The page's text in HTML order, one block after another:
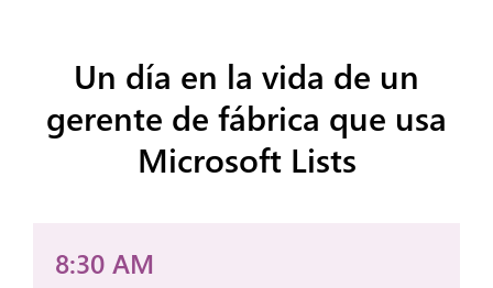
Un día en la vida de un
gerente de fábrica que usa
Microsoft Lists
8:30 AM